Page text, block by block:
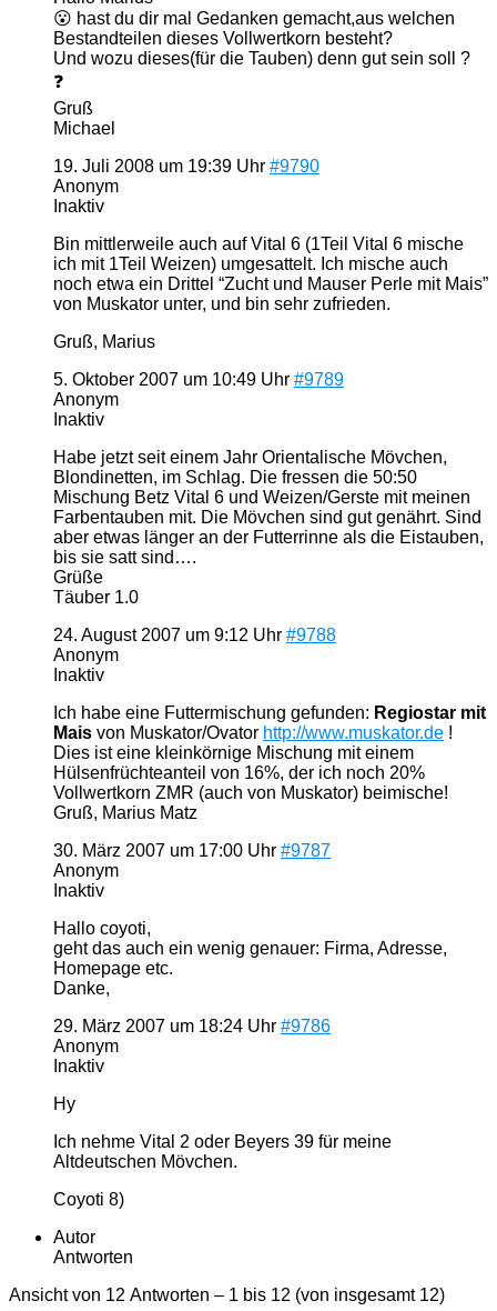
😮 hast du dir mal Gedanken gemacht,aus welchen
Bestandteilen dieses Vollwertkorn besteht?
Und wozu dieses(für die Tauben) denn gut sein soll ?
❓
Gruß
Michael
19. Juli 2008 um 19:39 Uhr #9790
Anonym
Inaktiv
Bin mittlerweile auch auf Vital 6 (1Teil Vital 6 mische
ich mit 1Teil Weizen) umgesattelt. Ich mische auch
noch etwa ein Drittel “Zucht und Mauser Perle mit Mais”
von Muskator unter, und bin sehr zufrieden.
Gruß, Marius
5. Oktober 2007 um 10:49 Uhr #9789
Anonym
Inaktiv
Habe jetzt seit einem Jahr Orientalische Mövchen,
Blondinetten, im Schlag. Die fressen die 50:50
Mischung Betz Vital 6 und Weizen/Gerste mit meinen
Farbentauben mit. Die Mövchen sind gut genährt. Sind
aber etwas länger an der Futterrinne als die Eistauben,
bis sie satt sind….
Grüße
Täuber 1.0
24. August 2007 um 9:12 Uhr #9788
Anonym
Inaktiv
Ich habe eine Futtermischung gefunden: Regiostar mit
Mais von Muskator/Ovator http://www.muskator.de !
Dies ist eine kleinkörnige Mischung mit einem
Hülsenfrüchteanteil von 16%, der ich noch 20%
Vollwertkorn ZMR (auch von Muskator) beimische!
Gruß, Marius Matz
30. März 2007 um 17:00 Uhr #9787
Anonym
Inaktiv
Hallo coyoti,
geht das auch ein wenig genauer: Firma, Adresse,
Homepage etc.
Danke,
29. März 2007 um 18:24 Uhr #9786
Anonym
Inaktiv
Hy
Ich nehme Vital 2 oder Beyers 39 für meine
Altdeutschen Mövchen.
Coyoti 8)
Autor
Antworten
Ansicht von 12 Antworten – 1 bis 12 (von insgesamt 12)